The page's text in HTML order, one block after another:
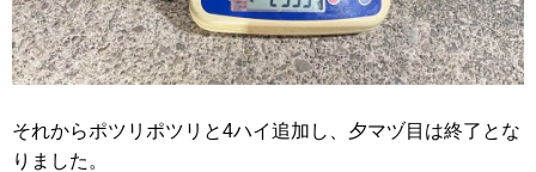
それからポツリポツリと4ハイ追加し、夕マヅ目は終了とな
りました。